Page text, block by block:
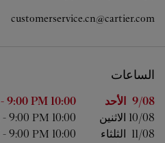
customerservice.cn@cartier.com
الساعات
اليوم من الأسبوع الساعات 9/08 الأحد 10:00 AM
- 9:00 PM
10/08 الاثنين 10:00 AM
- 9:00 PM
11/08 الثلثاء 10:00 AM
- 9:00 PM